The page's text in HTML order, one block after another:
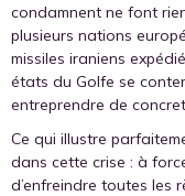
condamnent ne font
plusieurs nations
missiles iraniens
états du Golfe se
entreprendre de
Ce qui illustre
dans cette crise : à
d’enfreindre toutes les